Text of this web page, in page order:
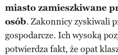
miasto zamieszkiwane
osób. Zakonnicy zyskiwali
gospodarcze. Ich wysoką
potwierdza fakt, że opat